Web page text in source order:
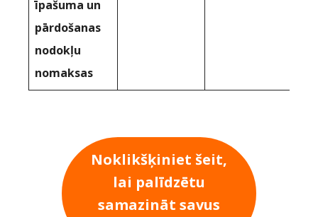
īpašuma un
pārdošanas
nodokļu
nomaksas
Noklikšķiniet šeit,
lai palīdzētu
samazināt savus